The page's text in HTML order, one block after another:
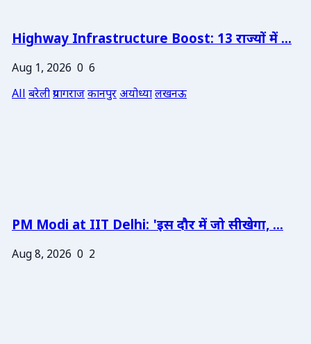
Highway Infrastructure Boost: 13 राज्यों में ...
Aug 1, 2026 0 6
Allबरेलीप्रयागराजकानपुरअयोध्यालखनऊ
PM Modi at IIT Delhi: 'इस दौर में जो सीखेगा, ...
Aug 8, 2026 0 2